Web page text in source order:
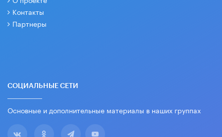
Контакты
Партнеры
СОЦИАЛЬНЫЕ СЕТИ
Основные и дополнительные материалы в наших группах